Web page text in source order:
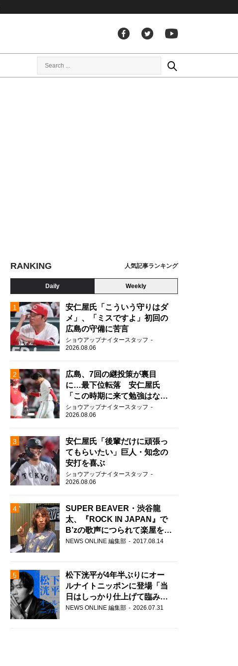
RANKING 人気記事ランキング
Daily Weekly
安仁屋氏「こういう守りはダ
メ」、「ミスですよ」初回の
広島の守備に苦言
ショウアップナイタースタッフ
2026.08.06
広島、7回の継投策が裏目
に…最下位転落 安仁屋氏
「この時期に来て勉強はな
い」
ショウアップナイタースタッフ
2026.08.06
安仁屋氏「後輩だけに頑張っ
てもらいたい」巨人・知念の
安打を喜ぶ
ショウアップナイタースタッフ
2026.08.06
SUPER BEAVER・渋谷龍
太、『ROCK IN JAPAN』で
B’zの歌声につられて楽屋を脱
走！？
NEWS ONLINE 編集部 2017.08.14
松下洸平が4年半ぶりにオー
ルナイトニッポンに登場「当
日はしっかり仕上げて臨みま
す」
NEWS ONLINE 編集部 2026.07.31